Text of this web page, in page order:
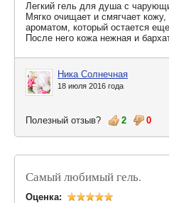
Легкий гель для душа с
Мягко очищает и смягчает
ароматом, который остается
После него кожа нежная и
Ника Солнечная
18 июля 2016 года
Полезный отзыв? 2 0
Самый любимый гель.
Оценка: